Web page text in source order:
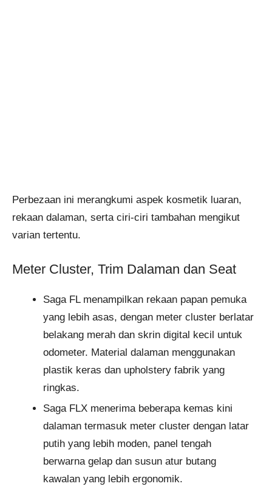
Perbezaan ini merangkumi aspek kosmetik luaran,
rekaan dalaman, serta ciri-ciri tambahan mengikut
varian tertentu.
Meter Cluster, Trim Dalaman dan Seat
Saga FL menampilkan rekaan papan pemuka
yang lebih asas, dengan meter cluster berlatar
belakang merah dan skrin digital kecil untuk
odometer. Material dalaman menggunakan
plastik keras dan upholstery fabrik yang
ringkas.
Saga FLX menerima beberapa kemas kini
dalaman termasuk meter cluster dengan latar
putih yang lebih moden, panel tengah
berwarna gelap dan susun atur butang
kawalan yang lebih ergonomik.